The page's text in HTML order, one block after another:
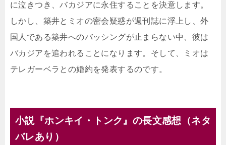
に泣きつき、バカジアに永住することを決意します。
しかし、築井とミオの密会疑惑が週刊誌に浮上し、外
国人である築井へのバッシングが止まらない中、彼は
バカジアを追われることになります。そして、ミオは
テレガーベラとの婚約を発表するのです。
小説『ホンキイ・トンク』の長文感想（ネタ
バレあり）